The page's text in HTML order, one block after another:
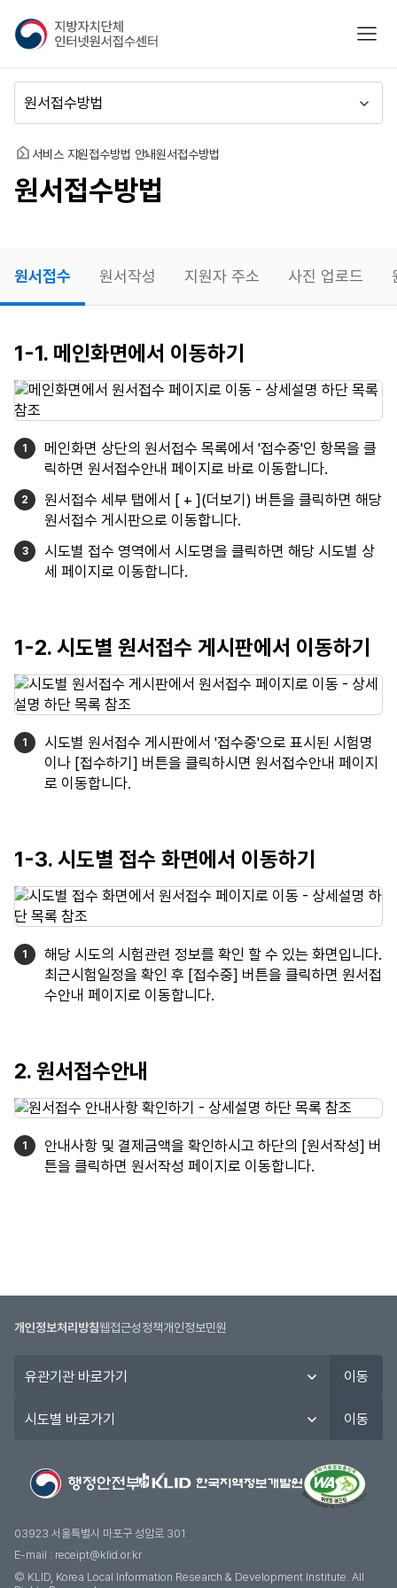
지
방
자
치
단
체
인
넷
원
수
센
터
모바
뉴
동
홈 서비스 지원접수방법 안내원서접수방법
원서접수방법
원서접수 원서작성 지원자 주소 사진 업로드
원서접수
1-1. 메인화면에서 이동하기
메인화면 상단의 원서접수 목록에서 '접수중'인 항목을 클
릭하면 원서접수안내 페이지로 바로 이동합니다.
원서접수 세부 탭에서 [ + ](더보기) 버튼을 클릭하면 해당
원서접수 게시판으로 이동합니다.
시도별 접수 영역에서 시도명을 클릭하면 해당 시도별 상
세 페이지로 이동합니다.
1-2. 시도별 원서접수 게시판에서 이동하기
시도별 원서접수 게시판에서 '접수중'으로 표시된 시험명
이나 [접수하기] 버튼을 클릭하시면 원서접수안내 페이지
로 이동합니다.
1-3. 시도별 접수 화면에서 이동하기
해당 시도의 시험관련 정보를 확인 할 수 있는 화면입니다.
최근시험일정을 확인 후 [접수중] 버튼을 클릭하면 원서접
수안내 페이지로 이동합니다.
2. 원서접수안내
안내사항 및 결제금액을 확인하시고 하단의 [원서작성] 버
튼을 클릭하면 원서작성 페이지로 이동합니다.
개인정보처리방침웹접근성정책개인정보민원
관
이동
도
기
이동
03923 서울특별시 마포구 성암로 301
E-mail : receipt@klid.or.kr
© KLID, Korea Local Information Research & Development Institute. AII